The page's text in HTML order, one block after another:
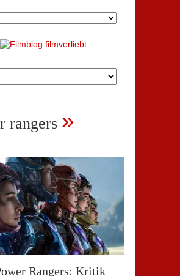
rangers »
Rangers: Kritik